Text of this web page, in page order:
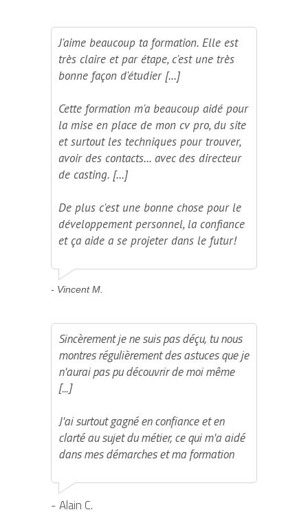
J'aime beaucoup ta formation. Elle est
très claire et par étape, c'est une très
bonne façon d'étudier [...]
Cette formation m'a beaucoup aidé pour
la mise en place de mon cv pro, du site
et surtout les techniques pour trouver,
avoir des contacts... avec des directeur
de casting. [...]
De plus c'est une bonne chose pour le
développement personnel, la confiance
et ça aide a se projeter dans le futur!
- Vincent M.
Sincèrement je ne suis pas déçu, tu nous
montres régulièrement des astuces que je
n'aurai pas pu découvrir de moi même
[...]
J'ai surtout gagné en confiance et en
clarté au sujet du métier, ce qui m'a aidé
dans mes démarches et ma formation
- Alain C.